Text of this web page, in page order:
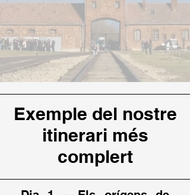
Exemple del nostre
itinerari més
complert